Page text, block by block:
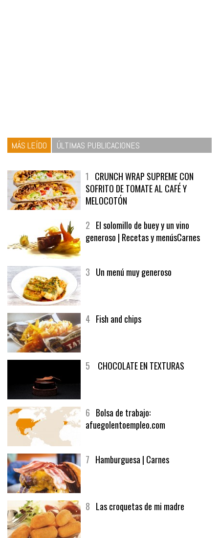
MÁS LEÍDO ÚLTIMAS PUBLICACIONES
1 CRUNCH WRAP SUPREME CON
SOFRITO DE TOMATE AL CAFÉ Y
MELOCOTÓN
2 El solomillo de buey y un vino
generoso | Recetas y menúsCarnes
3 Un menú muy generoso
4 Fish and chips
5 CHOCOLATE EN TEXTURAS
6 Bolsa de trabajo:
afuegolentoempleo.com
7 Hamburguesa | Carnes
8 Las croquetas de mi madre